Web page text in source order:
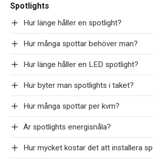
Spotlights
Hur länge håller en spotlight?
Hur många spottar behöver man?
Hur länge håller en LED spotlight?
Hur byter man spotlights i taket?
Hur många spottar per kvm?
Är spotlights energisnåla?
Hur mycket kostar det att installera